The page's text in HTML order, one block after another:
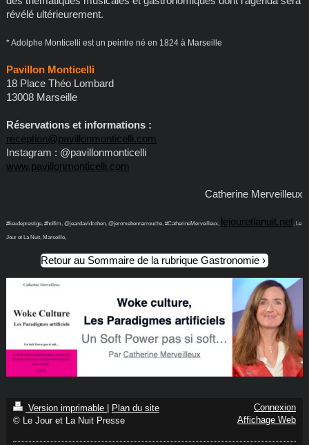
révélé ultérieurement.
* Adolphe Monticelli est un peintre né en 1824 à Marseille
Pavillon Monticelli
18 Place Théo Lombard
13008 Marseille
Réservations et informations :
réception@pavillonmonticelli.com
Instagram : @pavillonmonticelli
www.pavillonmonticelli.com
Catherine Merveilleux
#lieudeprestige, #holfim, @jeandavidcohen, @jeromebennarrouche, #CatherineMerveilleux, lejouretlanuit.net, Le
Jour et La Nuit, Marseille,
Retour au Sommaire de la rubrique Gastronomie
Version imprimable
Plan du site
© Le Jour et La Nuit Presse
Connexion
Affichage Web